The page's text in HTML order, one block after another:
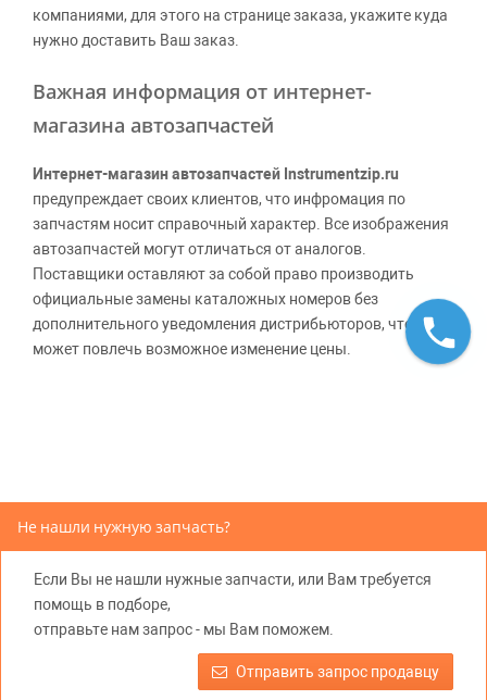
компаниями, для этого на странице заказа, укажите куда
нужно доставить Ваш заказ.
Важная информация от интернет-
магазина автозапчастей
Интернет-магазин автозапчастей Instrumentzip.ru
предупреждает своих клиентов, что инфромация по
запчастям носит справочный характер. Все изображения
автозапчастей могут отличаться от аналогов.
Поставщики оставляют за собой право производить
официальные замены каталожных номеров без
дополнительного уведомления дистрибьюторов, что
может повлечь возможное изменение цены.
предлагаемых к продаже запасных частей для
правообладателей указанных товарных знаков.
Требование предоставлять покупателю необходимую и
достоверную информацию о товаре, предлагаемом к
продаже, обеспечивающую возможность их правильного
выбора возложено на продавца (изготовителя) Законом
Не нашли нужную запчасть?
Если Вы не нашли нужные запчасти, или Вам требуется
помощь в подборе,
отправьте нам запрос - мы Вам поможем.
Отправить запрос продавцу